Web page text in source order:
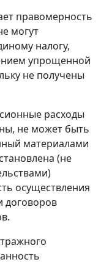
правомерность
могут
налогу,
упрощенной
не получены
расходы
не может быть
материалами
(не
осуществления
договоров